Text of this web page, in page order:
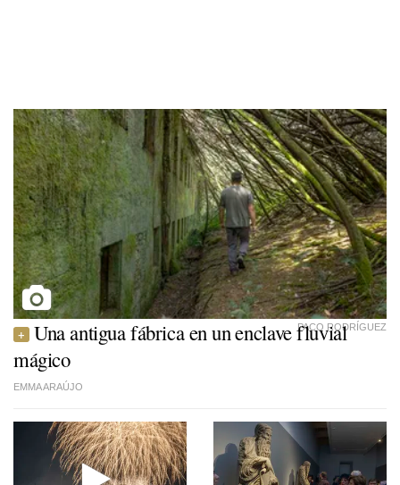
PACO RODRÍGUEZ
Una antigua fábrica en un enclave fluvial
mágico
EMMA ARAÚJO